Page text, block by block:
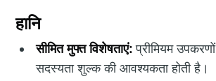
हानि
सीमित मुफ्त विशेषताएं:प्रीमियम
सदस्यता शुल्क की आवश्यकता होती है।